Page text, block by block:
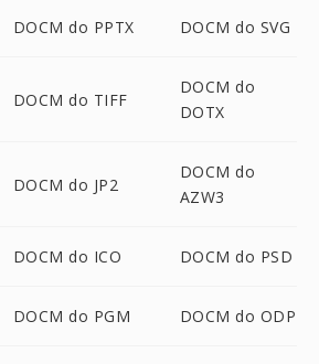
DOCM do PPTX DOCM do SVG
DOCM do TIFF
DOCM do
DOTX
DOCM do JP2
DOCM do
AZW3
DOCM do ICO DOCM do PSD
DOCM do PGM DOCM do ODP